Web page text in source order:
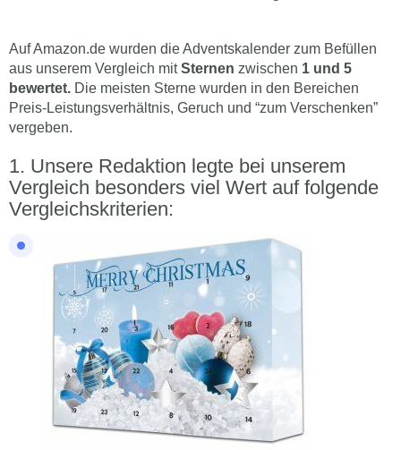
Auf Amazon.de wurden die Adventskalender zum Befüllen
aus unserem Vergleich mitSternen zwischen 1 und 5
bewertet. Die meisten Sterne wurden in den Bereichen
Preis-Leistungsverhältnis, Geruch und “zum Verschenken”
vergeben.
Unsere Redaktion legte bei unserem
Vergleich besonders viel Wert auf folgende
Vergleichskriterien: